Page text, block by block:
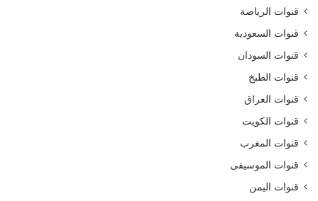
قنوات الرياضة
قنوات السعودية
قنوات السودان
قنوات الطبخ
قنوات العراق
قنوات الكويت
قنوات المغرب
قنوات الموسيقى
قنوات اليمن